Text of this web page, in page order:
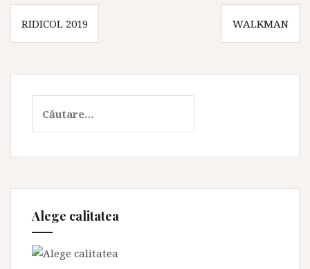
Navigare
înRIDICOL 2019 WALKMAN
după:
Alege calitatea